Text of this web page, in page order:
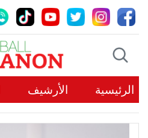
الرئيسية الأرشيف